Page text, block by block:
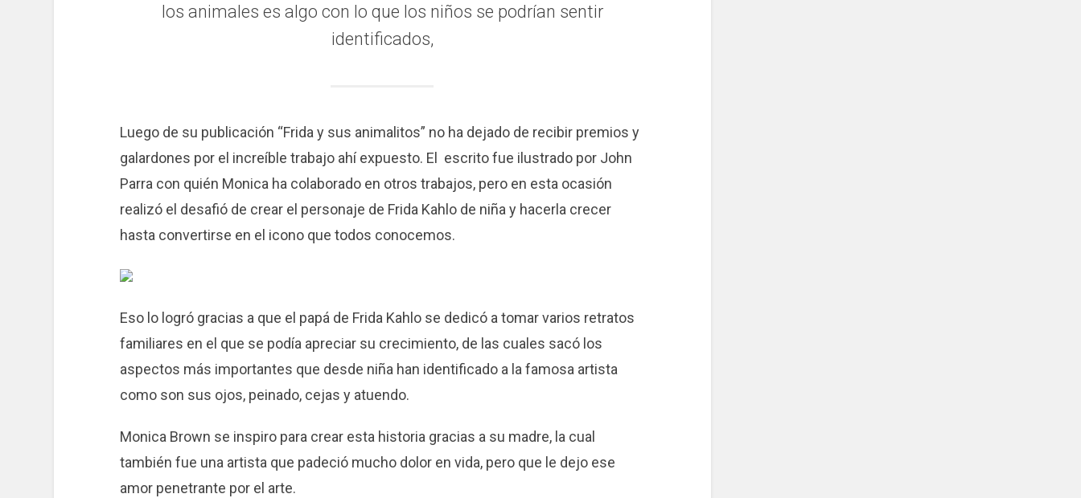
los animales es algo con lo que los niños se podrían sentir
identificados,
Luego de su publicación “Frida y sus animalitos” no ha dejado de recibir premios y
galardones por el increíble trabajo ahí expuesto. El escrito fue ilustrado por John
Parra con quién Monica ha colaborado en otros trabajos, pero en esta ocasión
realizó el desafió de crear el personaje de Frida Kahlo de niña y hacerla crecer
hasta convertirse en el icono que todos conocemos.
Eso lo logró gracias a que el papá de Frida Kahlo se dedicó a tomar varios retratos
familiares en el que se podía apreciar su crecimiento, de las cuales sacó los
aspectos más importantes que desde niña han identificado a la famosa artista
como son sus ojos, peinado, cejas y atuendo.
Monica Brown se inspiro para crear esta historia gracias a su madre, la cual
también fue una artista que padeció mucho dolor en vida, pero que le dejo ese
amor penetrante por el arte.